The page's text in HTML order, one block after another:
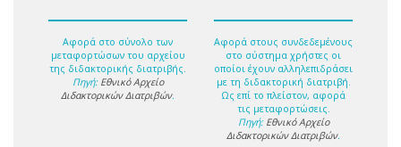
Αφορά στο σύνολο των
μεταφορτώσων του αρχείου
της διδακτορικής διατριβής.
Πηγή: Εθνικό Αρχείο
Διδακτορικών Διατριβών.
Αφορά στους συνδεδεμένους
στο σύστημα χρήστες οι
οποίοι έχουν αλληλεπιδράσει
με τη διδακτορική διατριβή.
Ως επί το πλείστον, αφορά
τις μεταφορτώσεις.
Πηγή: Εθνικό Αρχείο
Διδακτορικών Διατριβών.